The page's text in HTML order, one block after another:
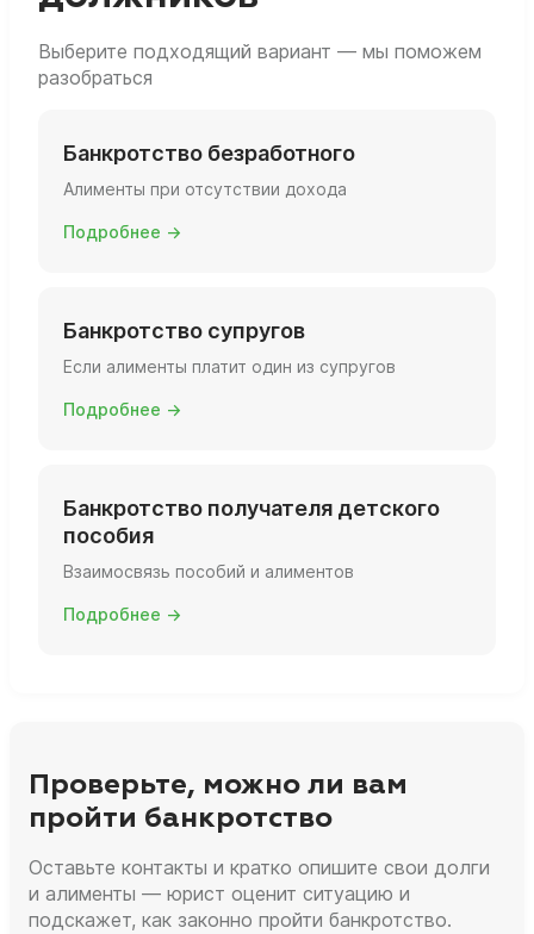
Выберите подходящий вариант — мы поможем
разобраться
Банкротство безработного
Алименты при отсутствии дохода
Подробнее →
Банкротство супругов
Если алименты платит один из супругов
Подробнее →
Банкротство получателя детского
пособия
Взаимосвязь пособий и алиментов
Подробнее →
Проверьте, можно ли вам
пройти банкротство
Оставьте контакты и кратко опишите свои долги
и алименты — юрист оценит ситуацию и
подскажет, как законно пройти банкротство.